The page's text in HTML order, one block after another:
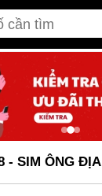
- SIM ÔNG